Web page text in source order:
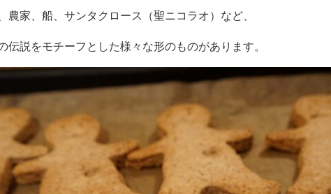
農家、船、サンタクロース（聖ニコラオ）など、
伝説をモチーフとした様々な形のものがあります。